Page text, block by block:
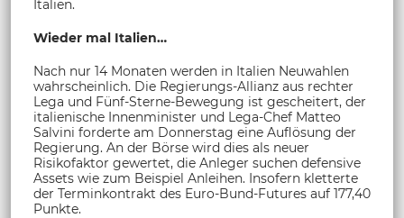
Italien.
Wieder mal Italien…
Nach nur 14 Monaten werden in Italien Neuwahlen
wahrscheinlich. Die Regierungs-Allianz aus rechter
Lega und Fünf-Sterne-Bewegung ist gescheitert, der
italienische Innenminister und Lega-Chef Matteo
Salvini forderte am Donnerstag eine Auflösung der
Regierung. An der Börse wird dies als neuer
Risikofaktor gewertet, die Anleger suchen defensive
Assets wie zum Beispiel Anleihen. Insofern kletterte
der Terminkontrakt des Euro-Bund-Futures auf 177,40
Punkte.